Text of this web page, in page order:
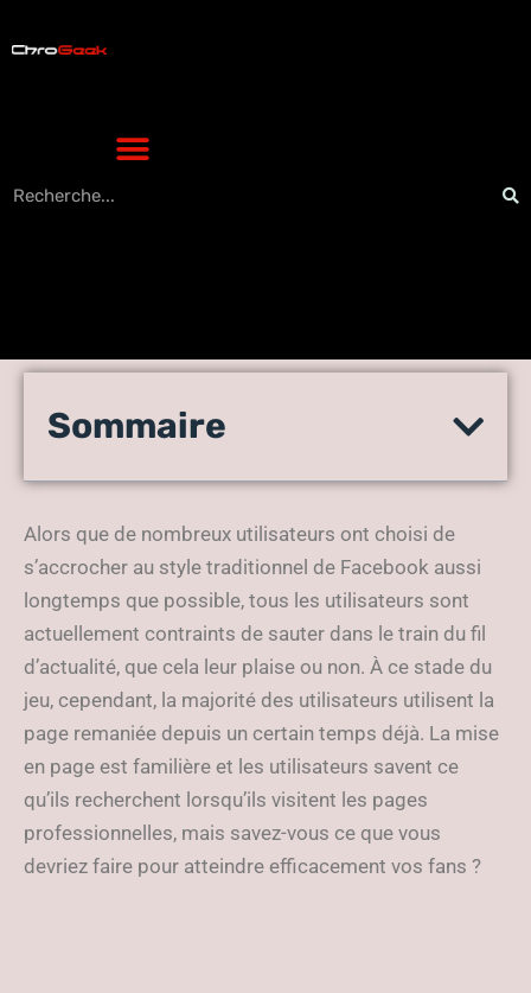
Comment utiliser l’actualité
promouvoir votre entreprise
Sommaire
Alors que de nombreux utilisateurs ont choisi de
s’accrocher au style traditionnel de Facebook aussi
longtemps que possible, tous les utilisateurs sont
actuellement contraints de sauter dans le train du fil
d’actualité, que cela leur plaise ou non. À ce stade du
jeu, cependant, la majorité des utilisateurs utilisent la
page remaniée depuis un certain temps déjà. La mise
en page est familière et les utilisateurs savent ce
qu’ils recherchent lorsqu’ils visitent les pages
professionnelles, mais savez-vous ce que vous
devriez faire pour atteindre efficacement vos fans ?